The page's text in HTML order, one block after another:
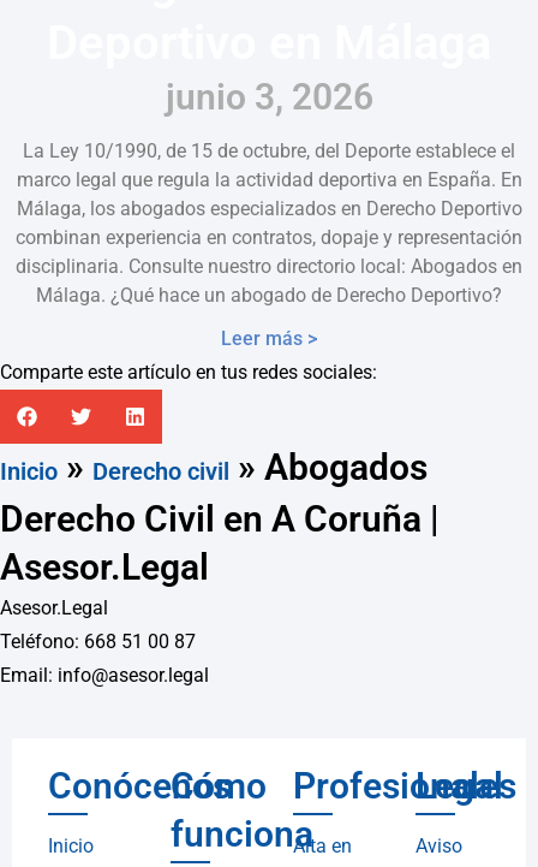
junio 3, 2026
La Ley 10/1990, de 15 de octubre, del Deporte establece el
marco legal que regula la actividad deportiva en España. En
Málaga, los abogados especializados en Derecho Deportivo
combinan experiencia en contratos, dopaje y representación
disciplinaria. Consulte nuestro directorio local: Abogados en
Málaga. ¿Qué hace un abogado de Derecho Deportivo?
Leer más >
Comparte este artículo en tus redes sociales:
Inicio » Derecho civil » Abogados
Derecho Civil en A Coruña |
Asesor.Legal
Asesor.Legal
Teléfono: 668 51 00 87
Email: info@asesor.legal
Conócenos
Inicio
Cómo
funciona
Profesionales
Alta en
Legal
Aviso